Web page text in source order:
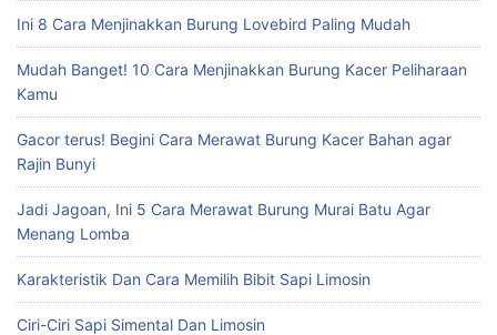
Ini 8 Cara Menjinakkan Burung Lovebird Paling Mudah
Mudah Banget! 10 Cara Menjinakkan Burung Kacer Peliharaan
Kamu
Gacor terus! Begini Cara Merawat Burung Kacer Bahan agar
Rajin Bunyi
Jadi Jagoan, Ini 5 Cara Merawat Burung Murai Batu Agar
Menang Lomba
Karakteristik Dan Cara Memilih Bibit Sapi Limosin
Ciri-Ciri Sapi Simental Dan Limosin